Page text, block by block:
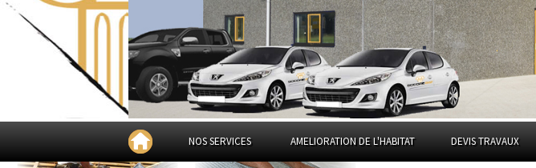
NOS SERVICES AMELIORATION DE L'HABITAT DEVIS TRAVAUX